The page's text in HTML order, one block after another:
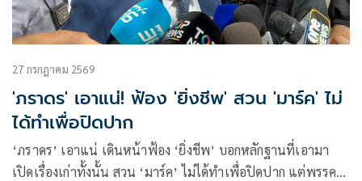
27 กรกฎาคม 2569
'ภราดร' เอาแน่! ฟ้อง 'ยิ่งชีพ' สวน 'มาร์ค' ไม่
ได้ทำเพื่อปิดปาก
‘ภราดร’ เอาแน่ เดินหน้าฟ้อง ‘ยิ่งชีพ’ บอกหลักฐานที่เอามา
เปิดเรื่องเก่าทั้งนั้น สวน ‘มาร์ค’ ไม่ได้ทำเพื่อปิดปาก แต่พรรค